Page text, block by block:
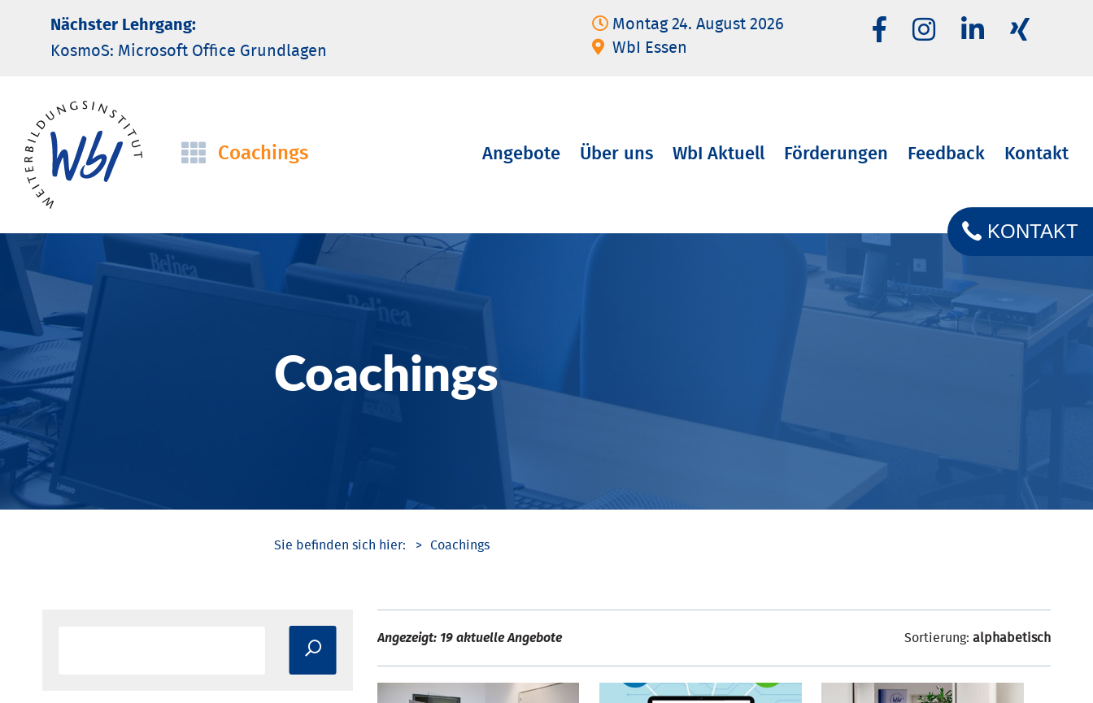
Nächster Lehrgang:
KosmoS: Microsoft Office Grund­lagen
Montag 24. August 2026
WbI Essen
Navigation
Coachings
Navigation
Angebote Über uns WbI Aktuell Förderungen Feedback Kontakt
Coachings
KONTAKT
Coachings
Angezeigt: 19 aktuelle Angebote Sortierung: alphabetisch